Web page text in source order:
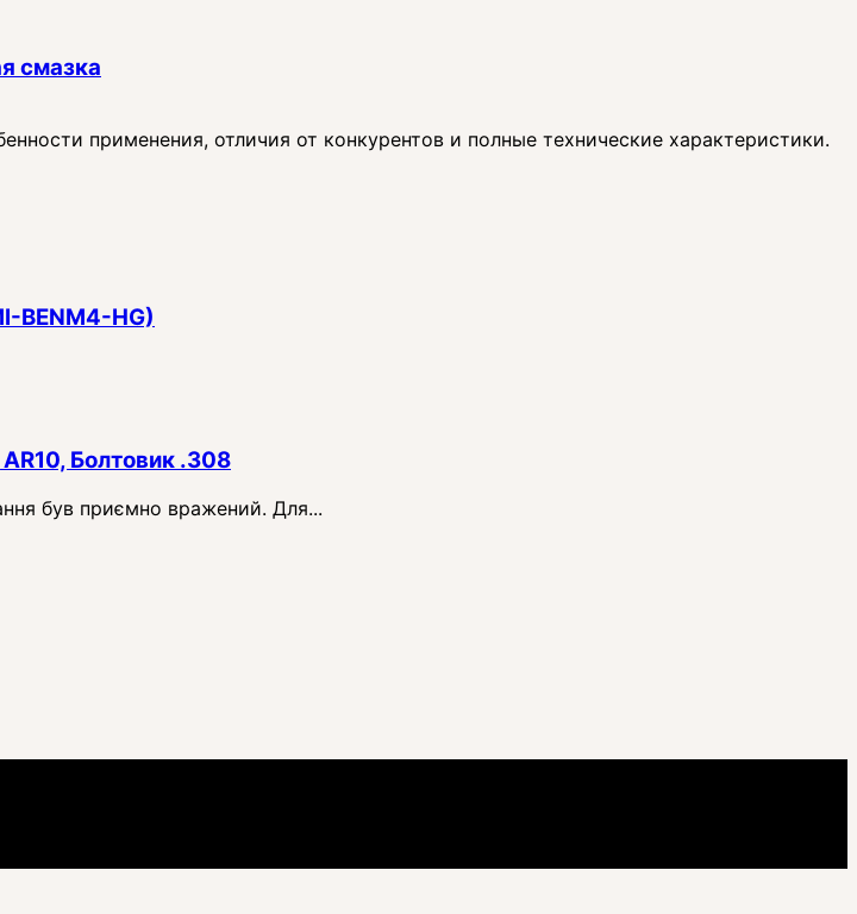
смазка
применения, отличия от конкурентов и полные технические характеристики.
BENM4-HG)
Болтовик .308
був приємно вражений. Для...